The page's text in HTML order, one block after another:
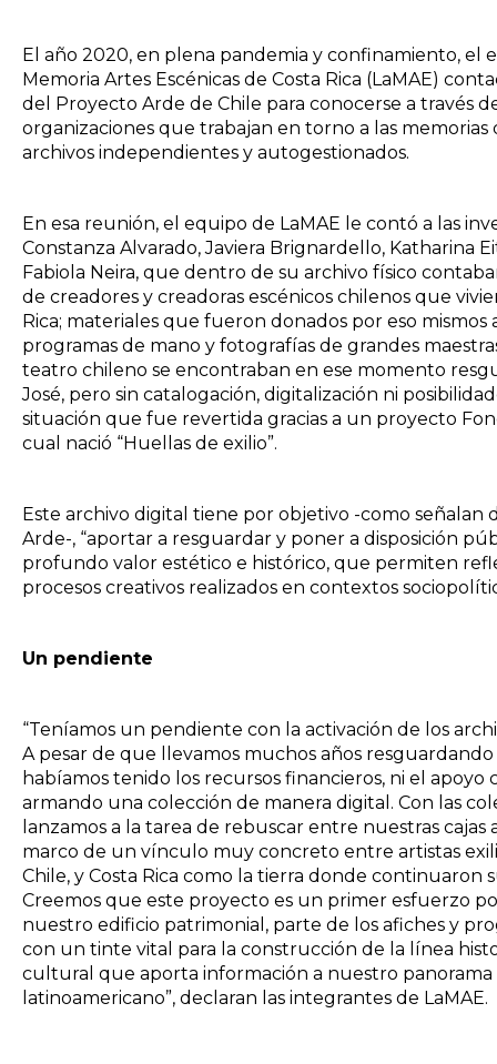
El año 2020, en plena pandemia y confinamiento, el
Memoria Artes Escénicas de Costa Rica (LaMAE)
del Proyecto Arde de Chile para conocerse a través
organizaciones que trabajan en torno a las memorias
archivos independientes y autogestionados.
En esa reunión, el equipo de LaMAE le contó a las
Constanza Alvarado, Javiera Brignardello, Katharina
Fabiola Neira, que dentro de su archivo físico
de creadores y creadoras escénicos chilenos que
Rica; materiales que fueron donados por eso mismos
programas de mano y fotografías de grandes
teatro chileno se encontraban en ese momento
José, pero sin catalogación, digitalización ni
situación que fue revertida gracias a un proyecto
cual nació “Huellas de exilio”.
Este archivo digital tiene por objetivo -como señalan
Arde-, “aportar a resguardar y poner a disposición
profundo valor estético e histórico, que permiten
procesos creativos realizados en contextos
Un pendiente
“Teníamos un pendiente con la activación de los
A pesar de que llevamos muchos años
habíamos tenido los recursos financieros, ni el apoyo
armando una colección de manera digital. Con las
lanzamos a la tarea de rebuscar entre nuestras cajas
marco de un vínculo muy concreto entre artistas
Chile, y Costa Rica como la tierra donde continuaron
Creemos que este proyecto es un primer esfuerzo
nuestro edificio patrimonial, parte de los afiches y
con un tinte vital para la construcción de la línea
cultural que aporta información a nuestro panorama
latinoamericano”, declaran las integrantes de LaMAE.